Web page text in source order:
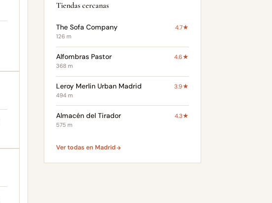
Tiendas cercanas
The Sofa Company 4.7★
126 m
Alfombras Pastor 4.6★
368 m
Leroy Merlin Urban Madrid 3.9★
494 m
Almacén del Tirador 4.3★
575 m
Ver todas en Madrid